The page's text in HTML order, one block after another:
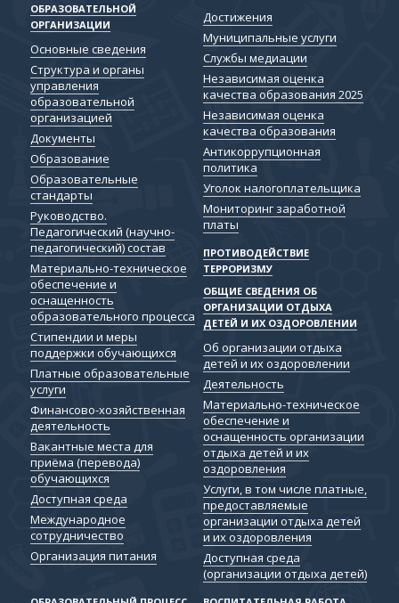
ОБРАЗОВАТЕЛЬНОЙ
ОРГАНИЗАЦИИ
Основные сведения
Структура и органы
управления
образовательной
организацией
Документы
Образование
Образовательные
стандарты
Руководство.
Педагогический (научно-
педагогический) состав
Материально-техническое
обеспечение и
оснащенность
образовательного процесса
Стипендии и меры
поддержки обучающихся
Платные образовательные
услуги
Финансово-хозяйственная
деятельность
Вакантные места для
приёма (перевода)
обучающихся
Доступная среда
Международное
сотрудничество
Организация питания
Достижения
Муниципальные услуги
Службы медиации
Независимая оценка
качества образования 2025
Независимая оценка
качества образования
Антикоррупционная
политика
Уголок налогоплательщика
Мониторинг заработной
платы
ПРОТИВОДЕЙСТВИЕ
ТЕРРОРИЗМУ
ОБЩИЕ СВЕДЕНИЯ ОБ
ОРГАНИЗАЦИИ ОТДЫХА
ДЕТЕЙ И ИХ ОЗДОРОВЛЕНИИ
Об организации отдыха
детей и их оздоровлении
Деятельность
Материально-техническое
обеспечение и
оснащенность организации
отдыха детей и их
оздоровления
Услуги, в том числе платные,
предоставляемые
организации отдыха детей
и их оздоровления
Доступная среда
(организации отдыха детей)